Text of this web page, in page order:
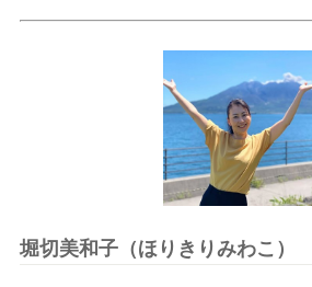
堀切美和子（ほりきりみわこ）